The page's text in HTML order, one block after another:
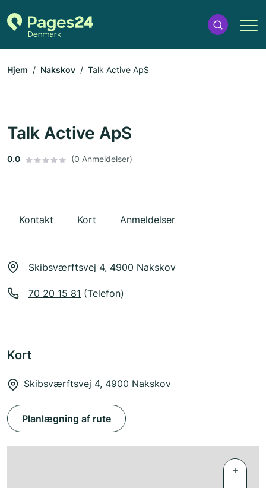
Hjem Nakskov Talk Active ApS
Talk Active ApS
0.0 (0 Anmeldelser)
Kontakt Kort Anmeldelser
Skibsværftsvej 4, 4900 Nakskov
70 20 15 81 (Telefon)
Kort
Skibsværftsvej 4, 4900 Nakskov
Planlægning af rute
+